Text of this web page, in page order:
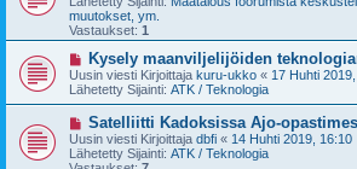
s
t
i
i
v
i
e
s
t
i
muutokset, ym.
Vastaukset: 1
U
u
s
i
v
e
s
Kysely maanviljelijöiden
Uusin viesti Kirjoittaja kuru-ukko « 17 Huhti
Lähetetty Sijainti: ATK / Teknologia
U
u
s
i
Satelliitti Kadoksissa Ajo-
Uusin viesti Kirjoittaja dbfi « 14 Huhti 2019, 16:10
Lähetetty Sijainti: ATK / Teknologia